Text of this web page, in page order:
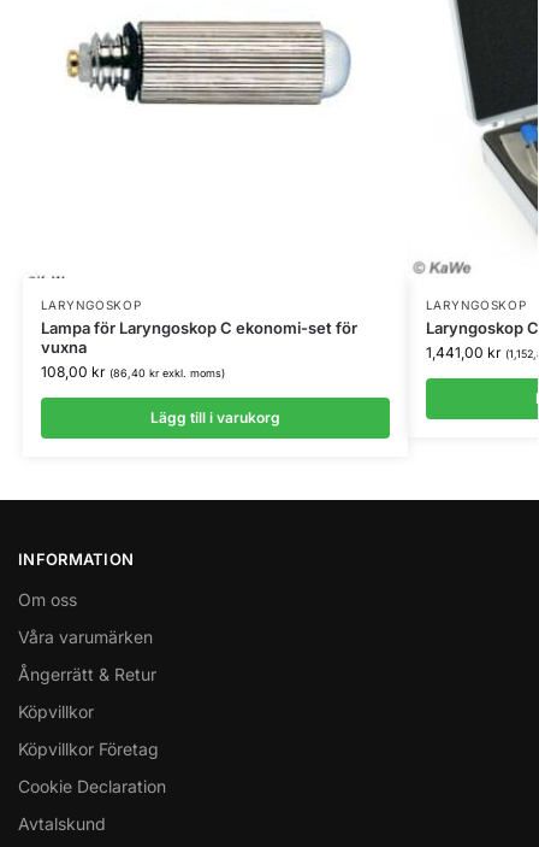
LARYNGOSKOP
Lampa för Laryngoskop C ekonomi-set för
vuxna
108,00 kr (86,40 krexkl. moms)
Lägg till i varukorg
LARYNGOSKOP
Laryngoskop
1,441,00 kr (
INFORMATION
Om oss
Våra varumärken
Ångerrätt & Retur
Köpvillkor
Köpvillkor Företag
Cookie Declaration
Avtalskund